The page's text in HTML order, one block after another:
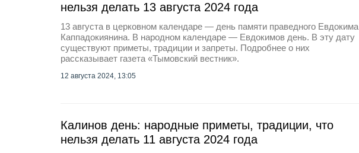
нельзя делать 13 августа 2024 года
13 августа в церковном календаре — день памяти праведного Евдокима
Каппадокиянина. В народном календаре — Евдокимов день. В эту дату
существуют приметы, традиции и запреты. Подробнее о них
рассказывает газета «Тымовский вестник».
12 августа 2024, 13:05
Калинов день: народные приметы, традиции, что
нельзя делать 11 августа 2024 года